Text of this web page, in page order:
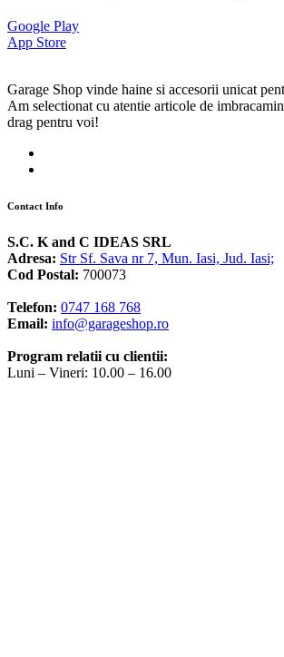
Google Play
App Store
Garage Shop vinde haine si accesorii unicat
Am selectionat cu atentie articole de
drag pentru voi!
Contact Info
S.C. K and C IDEAS SRL
Adresa: Str Sf. Sava nr 7, Mun. Iasi, Jud. Iasi;
Cod Postal: 700073
Telefon: 0747 168 768
Email: info@garageshop.ro
Program relatii cu clientii:
Luni – Vineri: 10.00 – 16.00